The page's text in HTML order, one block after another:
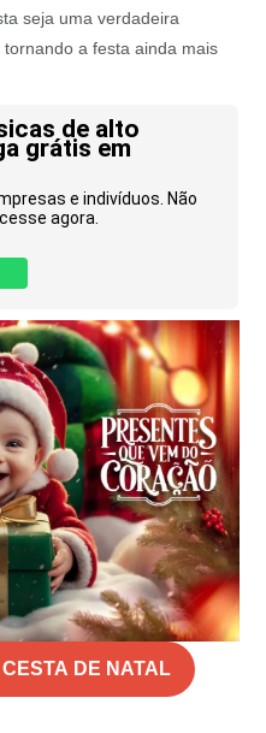
seja uma verdadeira
a festa ainda mais
de alto
grátis em
e indivíduos. Não
agora.
DE NATAL